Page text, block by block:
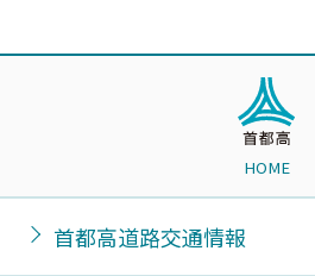
HOME
首都高道路交通情報